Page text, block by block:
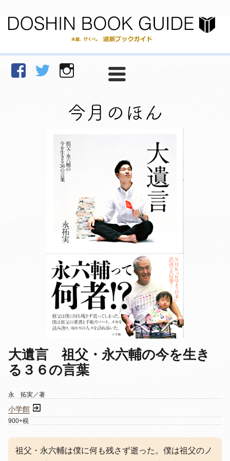
facebookTwitter Instagram
大遺言 祖父・永六輔の今を生き
る３６の言葉
永 拓実／著
小学館
900+税
祖父・永六輔は僕に何も残さず逝った。僕は祖父のノ